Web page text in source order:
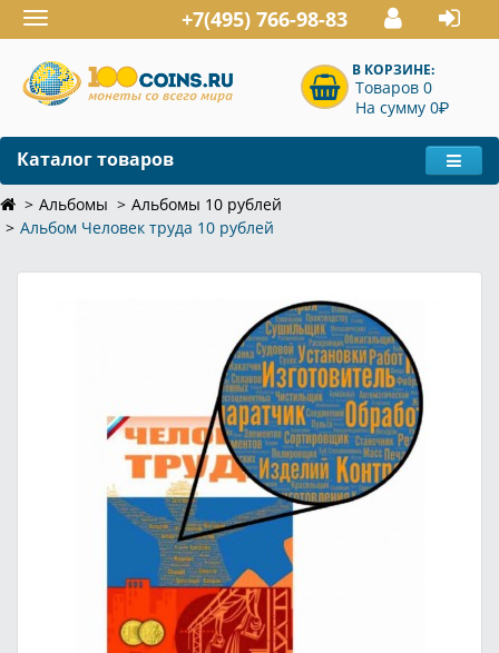
Toggle
navigation
+7(495) 766-98-83
В КОРЗИНЕ:
Товаров 0
На сумму 0P
Каталог товаров
Альбомы
Альбомы 10 рублей
Альбом Человек труда 10 рублей